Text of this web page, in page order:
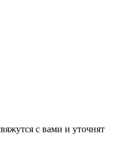
с вами и уточнят